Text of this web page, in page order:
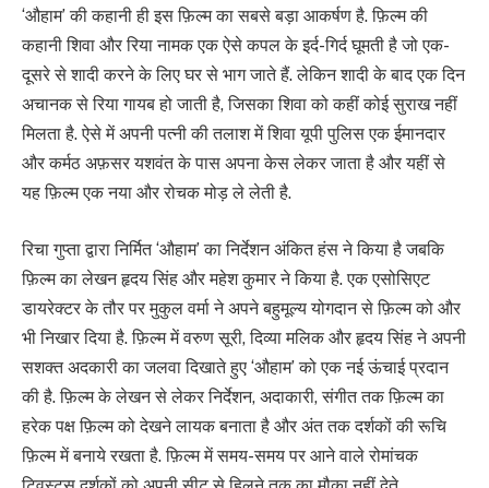
‘औहाम’ की कहानी ही इस फ़िल्म का सबसे बड़ा आकर्षण है. फ़िल्म की
कहानी शिवा और रिया नामक एक ऐसे कपल के इर्द-गिर्द घूमती है जो एक-
दूसरे से शादी करने‌ के लिए घर से भाग जाते हैं. लेकिन शादी के बाद एक दिन
अचानक से रिया गायब हो जाती है, जिसका शिवा को कहीं कोई सुराख नहीं
मिलता है. ऐसे में अपनी पत्नी की तलाश में शिवा यूपी पुलिस एक ईमानदार
और कर्मठ अफ़सर यशवंत के पास अपना केस लेकर जाता है और यहीं से
यह फ़िल्म एक नया और रोचक मोड़ ले लेती है.
रिचा गुप्ता द्वारा निर्मित ‘औहाम’ का निर्देशन अंकित हंस ने किया है जबकि
फ़िल्म का लेखन हृदय सिंह और महेश कुमार ने किया है. एक एसोसिएट
डायरेक्टर के तौर पर मुकुल वर्मा ने अपने बहुमूल्य योगदान से फ़िल्म को और
भी निखार दिया है. फ़िल्म में वरुण सूरी, दिव्या मलिक और हृदय सिंह ने अपनी
सशक्त अदकारी‌ का जलवा दिखाते हुए ‘औहाम’ को एक न‌ई ऊंचाई प्रदान
की है. फ़िल्म के‌ लेखन से लेकर निर्देशन, अदाकारी, संगीत तक फ़िल्म का
हरेक पक्ष फ़िल्म को देखने लायक बनाता है और अंत तक दर्शकों की रूचि
फ़िल्म में बनाये रखता है. फ़िल्म में समय-समय पर आने वाले रोमांचक